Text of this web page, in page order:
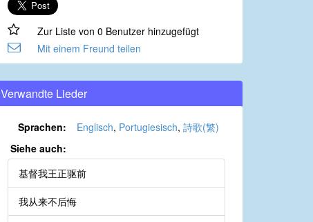
Zur Liste von 0 Benutzer hinzugefügt
Mit einem Freund teilen
Verwandte Lieder
Sprachen: Englisch, Portugiesisch, 詩歌(繁)
Siehe auch:
基督我王正驱前
我从来不后悔